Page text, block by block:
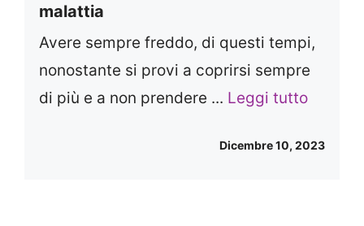
malattia
Avere sempre freddo, di questi tempi,
nonostante si provi a coprirsi sempre
di più e a non prendere ... Leggi tutto
Dicembre 10, 2023